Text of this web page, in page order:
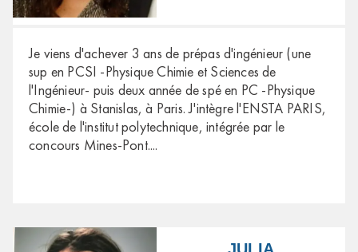
Je viens d'achever 3 ans de prépas d'ingénieur (une
sup en PCSI -Physique Chimie et Sciences de
l'Ingénieur- puis deux année de spé en PC -Physique
Chimie-) à Stanislas, à Paris. J'intègre l'ENSTA PARIS,
école de l'institut polytechnique, intégrée par le
concours Mines-Pont....